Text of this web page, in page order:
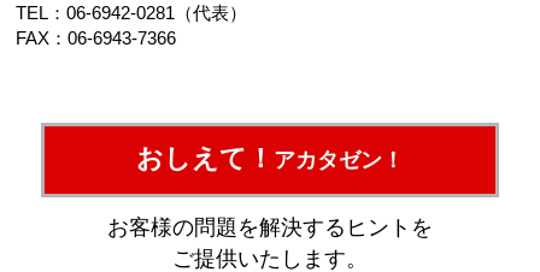
TEL：06-6942-0281（代表）
FAX：06-6943-7366
おしえて！ アカタゼン！
お客様の問題を解決するヒントを
ご提供いたします。